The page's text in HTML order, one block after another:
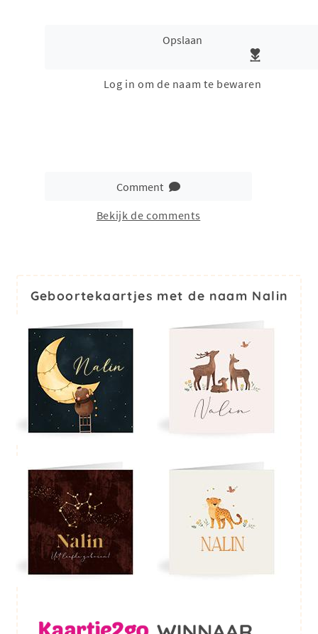
Opslaan
Log in om de naam te bewaren
Comment
Bekijk de comments
Geboortekaartjes met de naam Nalin